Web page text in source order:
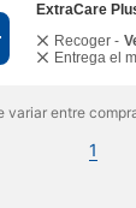
ExtraCare
Recoger -
Entrega el
variar entre
1